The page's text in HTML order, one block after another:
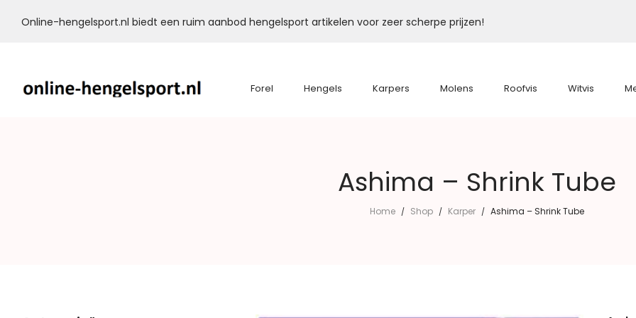
Online-hengelsport.nl biedt een ruim aanbod hengelsport artikelen voor zeer scherpe prijzen!
Forel Hengels Karpers Molens Roofvis Witvis
Ashima – Shrink Tube
Home / Shop / Karper / Ashima – Shrink Tube